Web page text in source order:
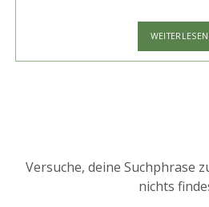
WEITERLESEN
Versuche, deine Suchphrase
nichts